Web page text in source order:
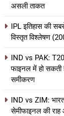
असली ताकत
IPL इतिहास की
विस्तृत विश्लेषण
IND vs PAK:
फाइनल में हो सकती
समीकरण
IND vs ZIM:
सेमीफाइनल की राह
IPL Net
डॉलर के
विश्लेषण
आईपीएल 2026
IPL टीम के